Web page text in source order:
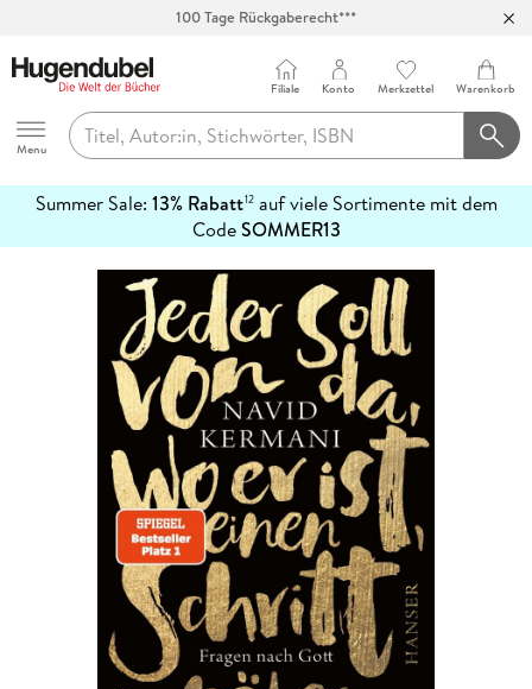
100 Tage Rückgaberecht***
Hugendubel
Menu
Filiale Konto Merkzettel Warenkorb
Summer Sale: 13% Rabatt12auf viele Sortimente mit dem
CodeSOMMER13
erfahren